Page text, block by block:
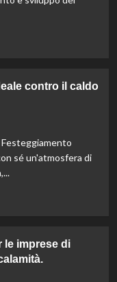
contro il caldo
sé un'atmosfera di
le imprese di